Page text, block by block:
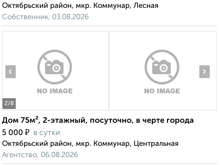
Октябрьский район, мкр. Коммунар, Лесная
Собственник, 03.08.2026
2/8
‹ ›
Дом 75м², 2-этажный, посуточно, в черте города
5 000 ₽ в сутки
Октябрьский район, мкр. Коммунар, Центральная
Агентство, 06.08.2026